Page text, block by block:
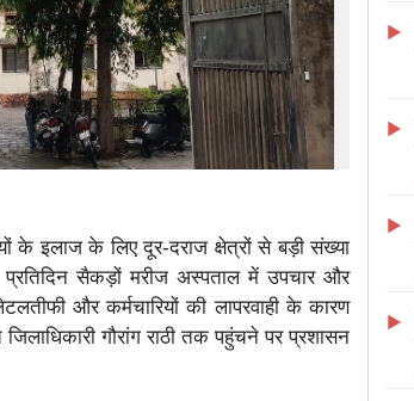
के इलाज के लिए दूर-दराज क्षेत्रों से बड़ी संख्या
प्रतिदिन सैकड़ों मरीज अस्पताल में उपचार और
और कर्मचारियों की लापरवाही के कारण
गौरांग राठी तक पहुंचने पर प्रशासन